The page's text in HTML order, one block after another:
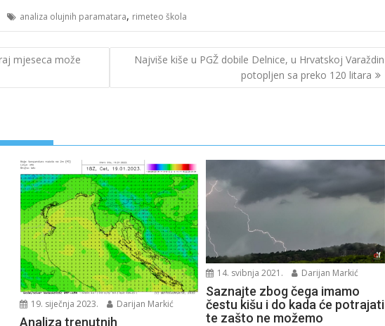
analiza olujnih paramatara, rimeteo škola
mjeseca može
Najviše kiše u PGŽ dobile Delnice, u Hrvatskoj Varaždin
potopljen sa preko 120 litara
19. siječnja 2023. Darijan Markić
Analiza trenutnih
14. svibnja 2021. Darijan Markić
Saznajte zbog čega imamo
čestu kišu i do kada će potrajati
te zašto ne možemo